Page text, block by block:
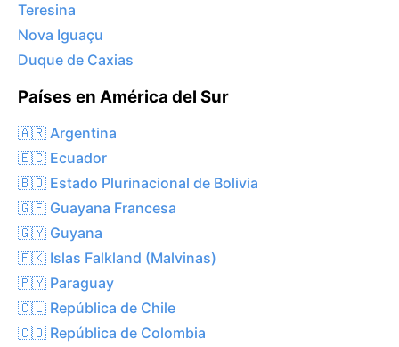
Teresina
Nova Iguaçu
Duque de Caxias
Países en América del Sur
🇦🇷 Argentina
🇪🇨 Ecuador
🇧🇴 Estado Plurinacional de Bolivia
🇬🇫 Guayana Francesa
🇬🇾 Guyana
🇫🇰 Islas Falkland (Malvinas)
🇵🇾 Paraguay
🇨🇱 República de Chile
🇨🇴 República de Colombia